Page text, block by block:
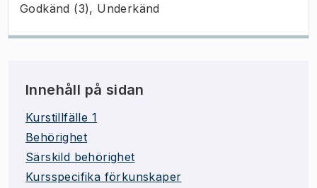
Godkänd (3), Underkänd
Innehåll på sidan
Kurstillfälle 1
Behörighet
Särskild behörighet
Kursspecifika förkunskaper